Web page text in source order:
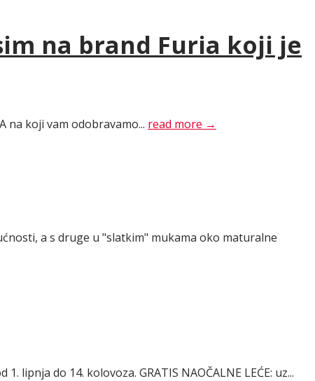
na brand Furia koji je
na koji vam odobravamo... read more →
a s druge u "slatkim" mukama oko maturalne
do 14. kolovoza. GRATIS NAOČALNE LEĆE: uz...